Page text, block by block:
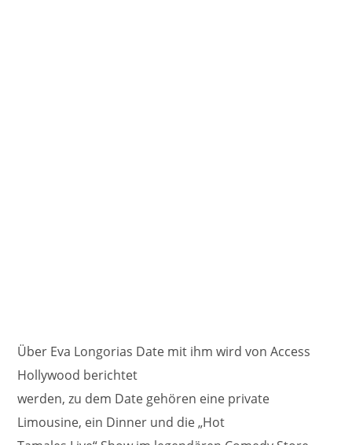
Über Eva Longorias Date mit ihm wird von Access
Hollywood berichtet
werden, zu dem Date gehören eine private
Limousine, ein Dinner und die „Hot